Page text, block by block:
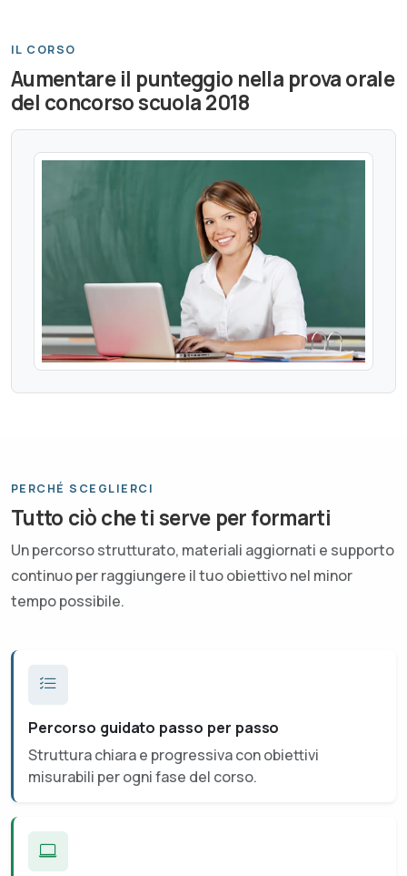
IL CORSO
Aumentare il punteggio nella prova orale
del concorso scuola 2018
PERCHÉ SCEGLIERCI
Tutto ciò che ti serve per formarti
Un percorso strutturato, materiali aggiornati e supporto
continuo per raggiungere il tuo obiettivo nel minor
tempo possibile.
Percorso guidato passo per passo
Struttura chiara e progressiva con obiettivi
misurabili per ogni fase del corso.